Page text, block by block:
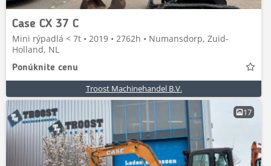
Case CX 37 C
Mini rýpadlá < 7t • 2019 • 2762h • Numansdorp, Zuid-
Holland, NL
Ponúknite cenu
Troost Machinehandel B.V.
17